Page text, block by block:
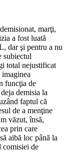
marţi,
a fost luată
dar şi pentru a nu
subiectul
total nejustificat
funcţia de
demisia la
faptul că
de a menţine
văzut, însă,
prin care
aibă loc până la
comisiei de